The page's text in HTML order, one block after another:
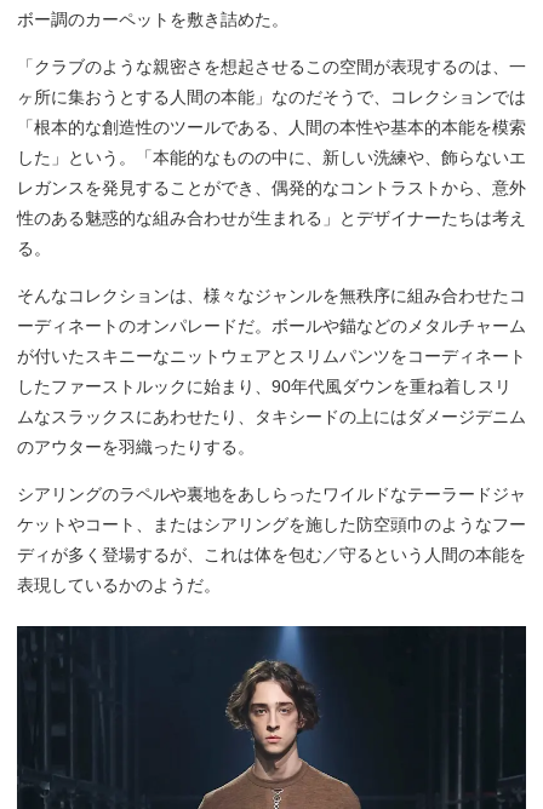
ボー調のカーペットを敷き詰めた。
「クラブのような親密さを想起させるこの空間が表現するのは、一
ヶ所に集おうとする人間の本能」なのだそうで、コレクションでは
「根本的な創造性のツールである、人間の本性や基本的本能を模索
した」という。「本能的なものの中に、新しい洗練や、飾らないエ
レガンスを発見することができ、偶発的なコントラストから、意外
性のある魅惑的な組み合わせが生まれる」とデザイナーたちは考え
る。
そんなコレクションは、様々なジャンルを無秩序に組み合わせたコ
ーディネートのオンパレードだ。ボールや錨などのメタルチャーム
が付いたスキニーなニットウェアとスリムパンツをコーディネート
したファーストルックに始まり、90年代風ダウンを重ね着しスリ
ムなスラックスにあわせたり、タキシードの上にはダメージデニム
のアウターを羽織ったりする。
シアリングのラペルや裏地をあしらったワイルドなテーラードジャ
ケットやコート、またはシアリングを施した防空頭巾のようなフー
ディが多く登場するが、これは体を包む／守るという人間の本能を
表現しているかのようだ。